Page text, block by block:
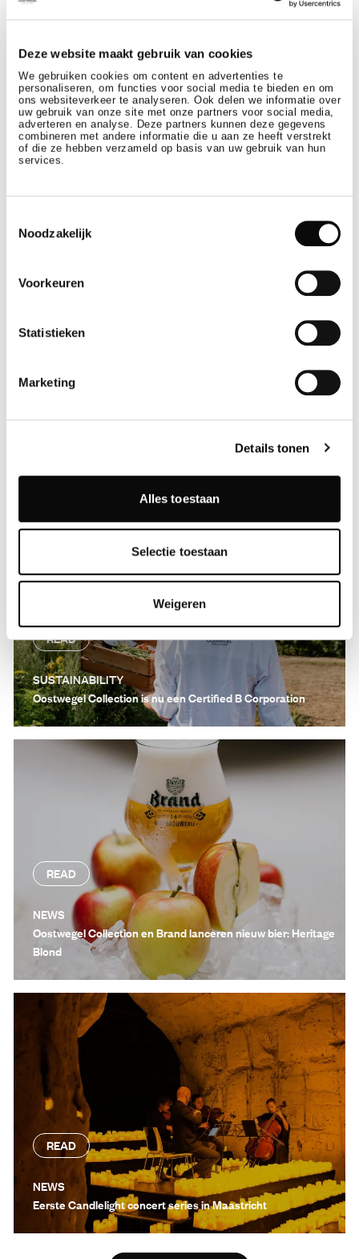
Deze website maakt gebruik van cookies
We gebruiken cookies om content en advertenties te
personaliseren, om functies voor social media te bieden en om
ons websiteverkeer te analyseren. Ook delen we informatie over
uw gebruik van onze site met onze partners voor social media,
adverteren en analyse. Deze partners kunnen deze gegevens
combineren met andere informatie die u aan ze heeft verstrekt
of die ze hebben verzameld op basis van uw gebruik van hun
services.
Noodzakelijk
Voorkeuren
Statistieken
Marketing
Details tonen
Alles toestaan
Selectie toestaan
Weigeren
READ
READ
SUSTAINABILITY
Oostwegel Collection is nu een Certified B Corporation
READ
NEWS
Oostwegel Collection en Brand lanceren nieuw bier: Heritage
Blond
READ
NEWS
Eerste Candlelight concert series in Maastricht